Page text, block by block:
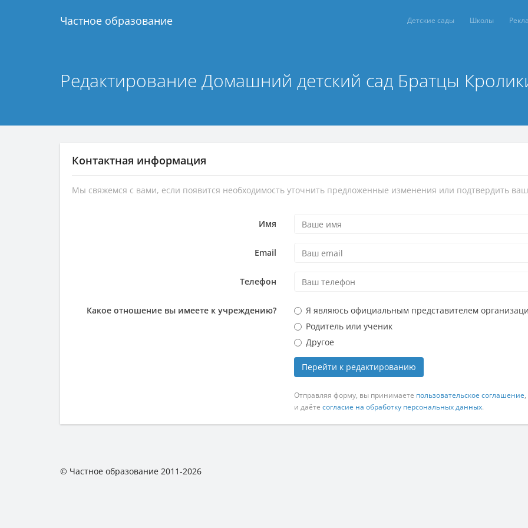
Частное образование Детские сады Школы
Редактирование Домашний детский сад Братцы
Контактная информация
Мы свяжемся с вами, если появится необходимость уточнить предложенные изменения или подтвердить
Имя
Email
Телефон
Какое отношение вы имеете к учреждению?
Я являюсь официальным представителем
Родитель или ученик
Другое
Перейти к редактированию
Отправляя форму, вы принимаете пользовательское соглашение,
и даёте согласие на обработку персональных данных.
© Частное образование 2011-2026